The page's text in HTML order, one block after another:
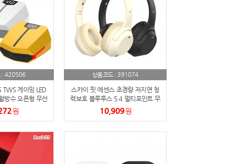
: 420506
TWS 게이밍 LED
방수 오픈형 무선
폰원
상품코드 : 391074
스카이 핏 에센스 초경량 저지연 청
력보호 블루투스 5.4 멀티포인트 무
선헤드셋
10,909원